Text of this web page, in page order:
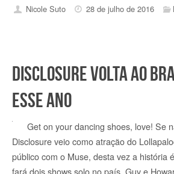
Nicole Suto 28 de julho de 2016
Disclosure volta ao
esse ano
Get on your dancing shoes, love! Se
Disclosure veio como atração do
público com o Muse, desta vez a história